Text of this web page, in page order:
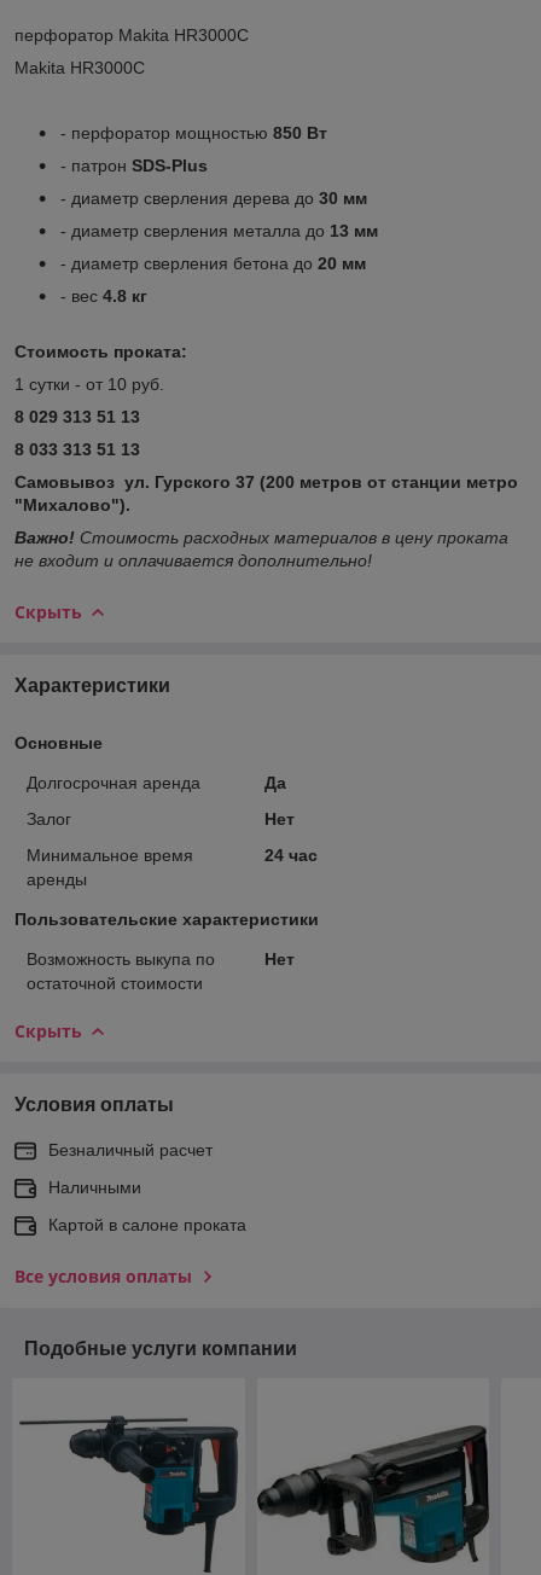
перфоратор Makita HR3000C
Makita HR3000C
- перфоратор мощностью 850 Вт
- патрон SDS-Plus
- диаметр сверления дерева до 30 мм
- диаметр сверления металла до 13 мм
- диаметр сверления бетона до 20 мм
- вес 4.8 кг
Стоимость проката:
1 сутки - от 10 руб.
8 029 313 51 13
8 033 313 51 13
Самовывоз ул. Гурского 37 (200 метров от станции метро
"Михалово").
Важно! Стоимость расходных материалов в цену проката
не входит и оплачивается дополнительно!
Скрыть
Характеристики
Основные
Долгосрочная аренда
Да
Залог
Нет
Минимальное время
аренды
24 час
Пользовательские характеристики
Возможность выкупа по
остаточной стоимости
Нет
Скрыть
Условия оплаты
Безналичный расчет
Наличными
Картой в салоне проката
Все условия оплаты
Подобные услуги компании